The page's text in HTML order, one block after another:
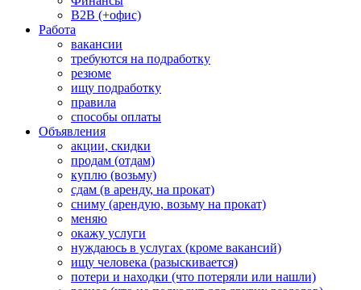
B2B (+офис)
Работа
вакансии
требуются на подработку
резюме
ищу подработку
правила
способы оплаты
Объявления
акции, скидки
продам (отдам)
куплю (возьму)
сдам (в аренду, на прокат)
сниму (арендую, возьму на прокат)
меняю
окажу услуги
нуждаюсь в услугах (кроме вакансий)
ищу человека (разыскивается)
потери и находки (что потеряли или нашли)